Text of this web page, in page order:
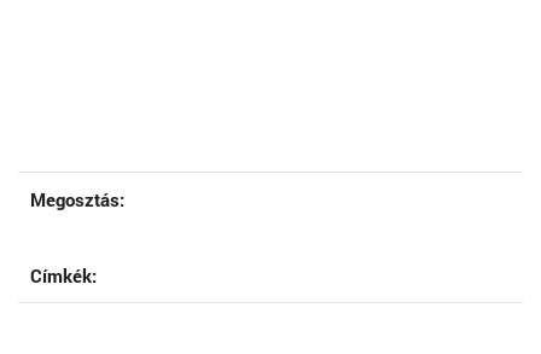
Megosztás:
Címkék: